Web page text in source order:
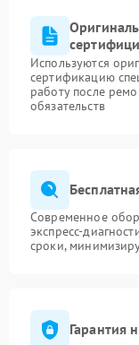
Используются
сертификацию
работу после
обязательств
Современное
экспресс-
сроки,
Гарантия